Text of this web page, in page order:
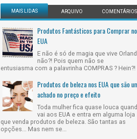
MAIS LIDAS ARQUIVO COMENTÁRIOS
Produtos Fantásticos para Comprar
EUA
E não é só de magia que vive
não?! Pois quem não se
entusiasma com a palavrinha COMPRAS ? Hein?!
Produtos de beleza nos EUA que são
achado no preço e efeito
Toda mulher fica quase louca
vai aos EUA e entra em alguma loja
que venda produtos de beleza. São tantas as
opções... Mas nem se...